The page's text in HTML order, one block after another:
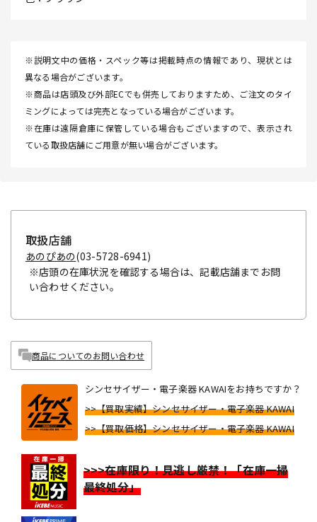
※説明文中の価格・スペック等は掲載時点の情報であり、現状とは
異なる場合がございます。
※商品は店頭及び外部ECでも併売しておりますため、ご注文のタイ
ミングによっては完売となっている場合がございます。
※在庫は遠隔倉庫に保管している場合もございますので、表示され
ている取扱店舗にご用意が無い場合がございます。
取扱店舗
あのぴあの(03-5728-6941)
※店頭の在庫状況を確認する場合は、記載店舗までお問
い合わせください。
商品についてのお問い合わせ
シンセサイザー・電子楽器 KAWAIをお持ちですか？
>>【買取実績】シンセサイザー・電子楽器 KAWAI
>>【買取価格】シンセサイザー・電子楽器 KAWAI
>>>在庫限り！見逃し厳禁！「在庫一掃
最終処分」